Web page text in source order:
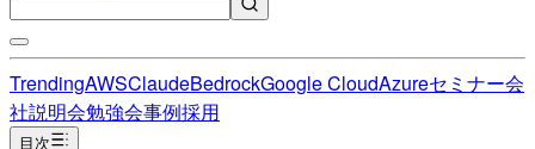
TrendingAWSClaudeBedrockGoogle CloudAzureセミナー会
社説明会勉強会事例採用
目次